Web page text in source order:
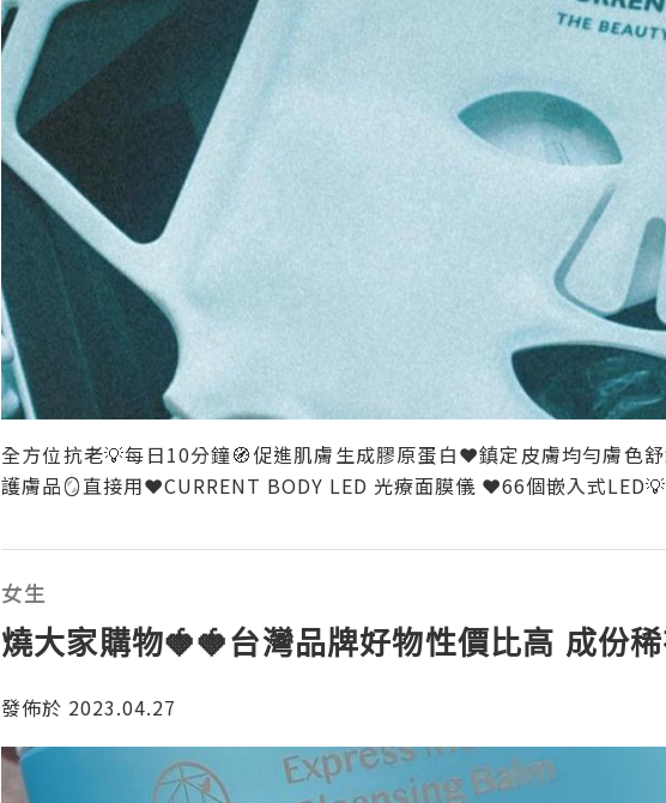
全方位抗老💡每日10分鐘🧭促進肌膚生成膠原蛋白❤️鎮定皮膚均勻膚色
護膚品🪞直接用❤️CURRENT BODY LED 光療面膜儀 ❤️66個嵌入式
女生
燒大家購物🍓🍓台灣品牌好物性價比高 成份
發佈於 2023.04.27